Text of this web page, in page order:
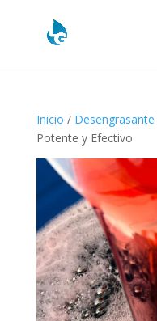
Inicio / Desengrasante
Potente y Efectivo